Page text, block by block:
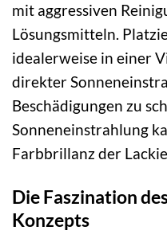
mit aggressiven
Lösungsmitteln.
idealerweise in einer
direkter
Beschädigungen zu
Sonneneinstrahlung
Farbbrillanz der
Die Faszination
Konzepts